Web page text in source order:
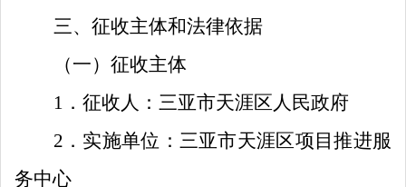
三、征收主体和法律依据
（一）征收主体
1 ． 征收人：三亚市天涯区人民政府
2 ．实施单位：三亚市天涯区项目推进服
务中心